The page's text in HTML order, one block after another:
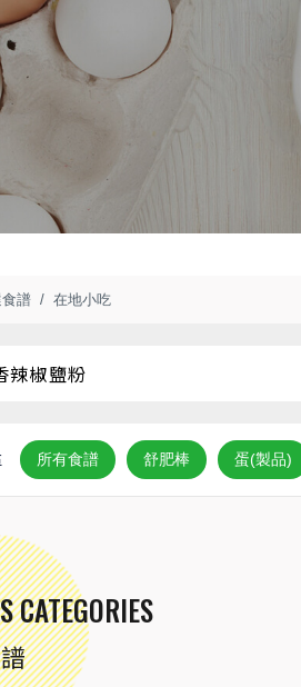
譜 在地小吃
所有食譜 舒肥棒 蛋(製品)
CATEGORIES